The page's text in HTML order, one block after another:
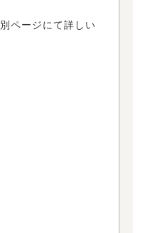
ページにて詳しい